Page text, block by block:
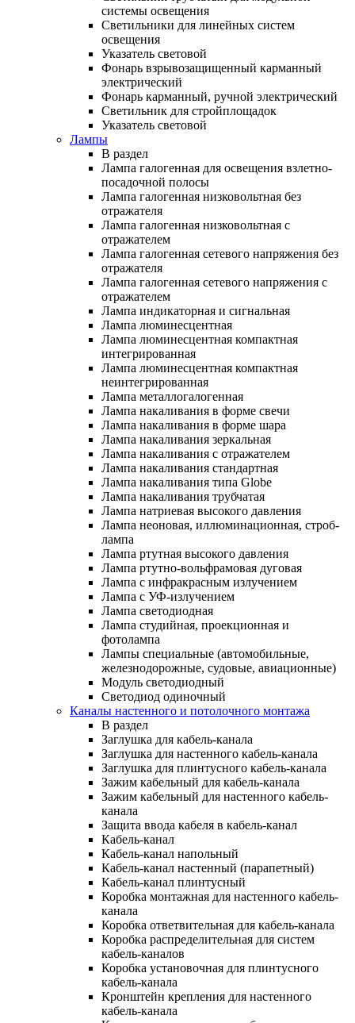
системы освещения
Светильники для линейных систем
освещения
Указатель световой
Фонарь взрывозащищенный карманный
электрический
Фонарь карманный, ручной электрический
Светильник для стройплощадок
Указатель световой
Лампы
В раздел
Лампа галогенная для освещения взлетно-
посадочной полосы
Лампа галогенная низковольтная без
отражателя
Лампа галогенная низковольтная с
отражателем
Лампа галогенная сетевого напряжения без
отражателя
Лампа галогенная сетевого напряжения с
отражателем
Лампа индикаторная и сигнальная
Лампа люминесцентная
Лампа люминесцентная компактная
интегрированная
Лампа люминесцентная компактная
неинтегрированная
Лампа металлогалогенная
Лампа накаливания в форме свечи
Лампа накаливания в форме шара
Лампа накаливания зеркальная
Лампа накаливания с отражателем
Лампа накаливания стандартная
Лампа накаливания типа Globe
Лампа накаливания трубчатая
Лампа натриевая высокого давления
Лампа неоновая, иллюминационная, строб-
лампа
Лампа ртутная высокого давления
Лампа ртутно-вольфрамовая дуговая
Лампа с инфракрасным излучением
Лампа с УФ-излучением
Лампа светодиодная
Лампа студийная, проекционная и
фотолампа
Лампы специальные (автомобильные,
железнодорожные, судовые, авиационные)
Модуль светодиодный
Светодиод одиночный
Каналы настенного и потолочного монтажа
В раздел
Заглушка для кабель-канала
Заглушка для настенного кабель-канала
Заглушка для плинтусного кабель-канала
Зажим кабельный для кабель-канала
Зажим кабельный для настенного кабель-
канала
Защита ввода кабеля в кабель-канал
Кабель-канал
Кабель-канал напольный
Кабель-канал настенный (парапетный)
Кабель-канал плинтусный
Коробка монтажная для настенного кабель-
канала
Коробка ответвительная для кабель-канала
Коробка распределительная для систем
кабель-каналов
Коробка установочная для плинтусного
кабель-канала
Кронштейн крепления для настенного
кабель-канала